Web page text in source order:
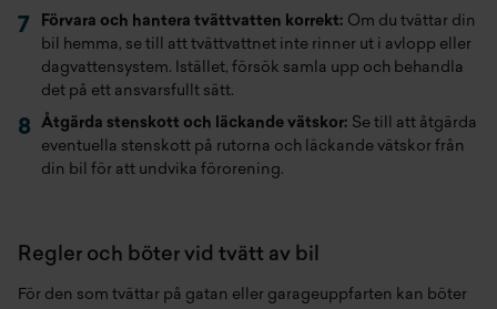
Förvara och hantera tvättvatten korrekt: Om du tvättar din
bil hemma, se till att tvättvattnet inte rinner ut i avlopp eller
dagvattensystem. Istället, försök samla upp och behandla
det på ett ansvarsfullt sätt.
Åtgärda stenskott och läckande vätskor: Se till att åtgärda
eventuella stenskott på rutorna och läckande vätskor från
din bil för att undvika förorening.
Regler och böter vid tvätt av bil
För den som tvättar på gatan eller garageuppfarten kan böter